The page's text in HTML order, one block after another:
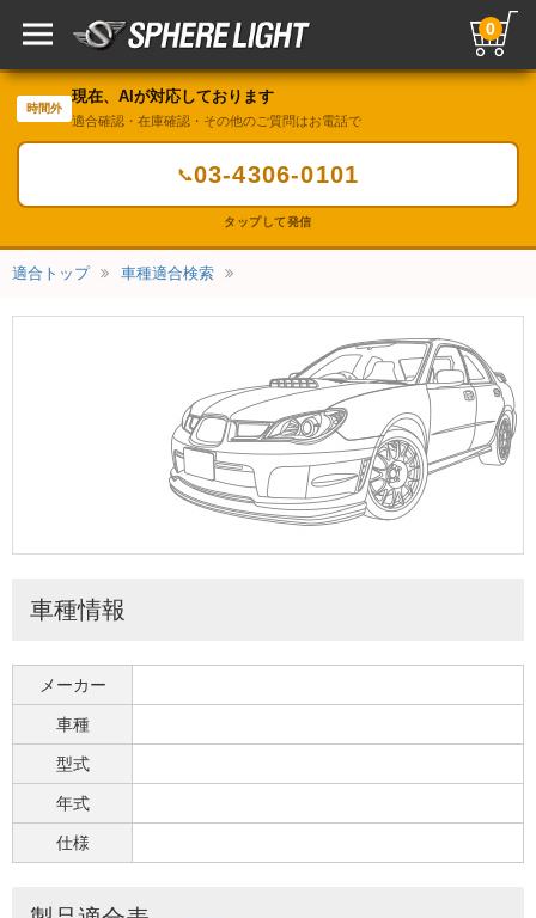
0
時間外
現在、AIが対応しております
適合確認・在庫確認・その他のご質問はお電話で
📞03-4306-0101
タップして発信
適合トップ 車種適合検索
車種情報
メーカー
車種
型式
年式
仕様